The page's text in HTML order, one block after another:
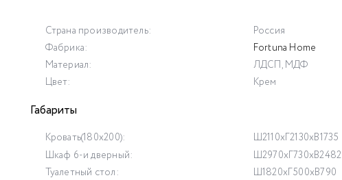
Страна производитель:
Россия
Фабрика:
Fortuna Home
Материал:
ЛДСП, МДФ
Цвет:
Крем
Габариты
Кровать(180x200):
Ш2110xГ2130xВ1735
Шкаф 6-и дверный:
Ш2970хГ730хВ2482
Туалетный стол:
Ш1820хГ500хВ790